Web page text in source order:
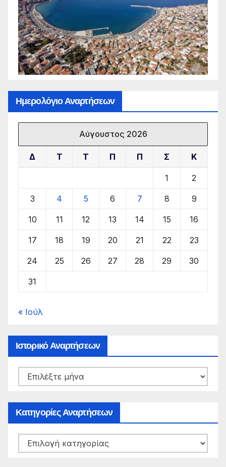
Ημερολόγιο Αναρτήσεων
Αύγουστος 2026
Δ Τ Τ Π Π Σ Κ
1 2
3 4 5 6 7 8 9
10 11 12 13 14 15 16
17 18 19 20 21 22 23
24 25 26 27 28 29 30
31
« Ιούλ
Ιστορικό Αναρτήσεων
Ιστορικό
Αναρτήσεων
Κατηγορίες Αναρτήσεων
Κατηγορίες
Αναρτήσεων